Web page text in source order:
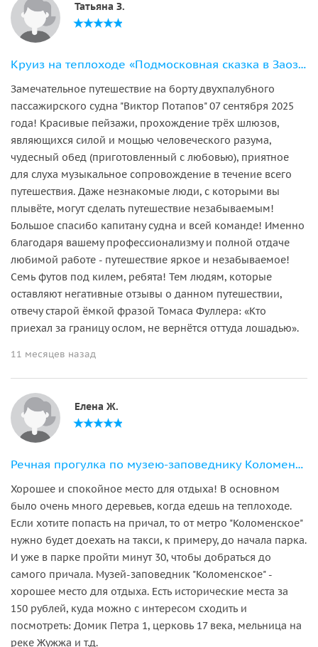
Татьяна З.
Круиз на теплоходе «Подмосковная сказка в Заозерье»
Замечательное путешествие на борту двухпалубного
пассажирского судна "Виктор Потапов" 07 сентября 2025
года! Красивые пейзажи, прохождение трёх шлюзов,
являющихся силой и мощью человеческого разума,
чудесный обед (приготовленный с любовью), приятное
для слуха музыкальное сопровождение в течение всего
путешествия. Даже незнакомые люди, с которыми вы
плывёте, могут сделать путешествие незабываемым!
Большое спасибо капитану судна и всей команде! Именно
благодаря вашему профессионализму и полной отдаче
любимой работе - путешествие яркое и незабываемое!
Семь футов под килем, ребята! Тем людям, которые
оставляют негативные отзывы о данном путешествии,
отвечу старой ёмкой фразой Томаса Фуллера: «Кто
приехал за границу ослом, не вернётся оттуда лошадью».
11 месяцев назад
Елена Ж.
Речная прогулка по музею-заповеднику Коломенское
Хорошее и спокойное место для отдыха! В основном
было очень много деревьев, когда едешь на теплоходе.
Если хотите попасть на причал, то от метро "Коломенское"
нужно будет доехать на такси, к примеру, до начала парка.
И уже в парке пройти минут 30, чтобы добраться до
самого причала. Музей-заповедник "Коломенское" -
хорошее место для отдыха. Есть исторические места за
150 рублей, куда можно с интересом сходить и
посмотреть: Домик Петра 1, церковь 17 века, мельница на
реке Жужжа и т.д.